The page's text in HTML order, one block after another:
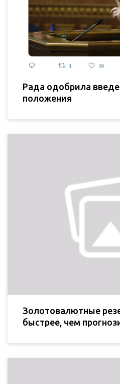
Рада одобрила
положения
Золотовалютные
быстрее, чем